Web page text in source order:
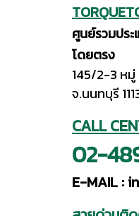
ศูนย์รวมปร
โดยตรง
145/2-3 หมู่
จ.นนทบุรี
CALL
02-
E-MAIL :